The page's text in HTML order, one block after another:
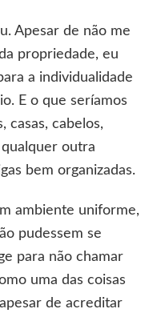
Apesar de não me
propriedade, eu
a individualidade
E o que seríamos
casas, cabelos,
outra
bem organizadas.
ambiente uniforme,
pudessem se
para não chamar
uma das coisas
de acreditar